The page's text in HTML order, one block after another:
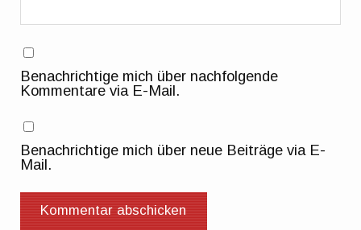
Benachrichtige mich über nachfolgende
Kommentare via E-Mail.
Benachrichtige mich über neue Beiträge via E-
Mail.